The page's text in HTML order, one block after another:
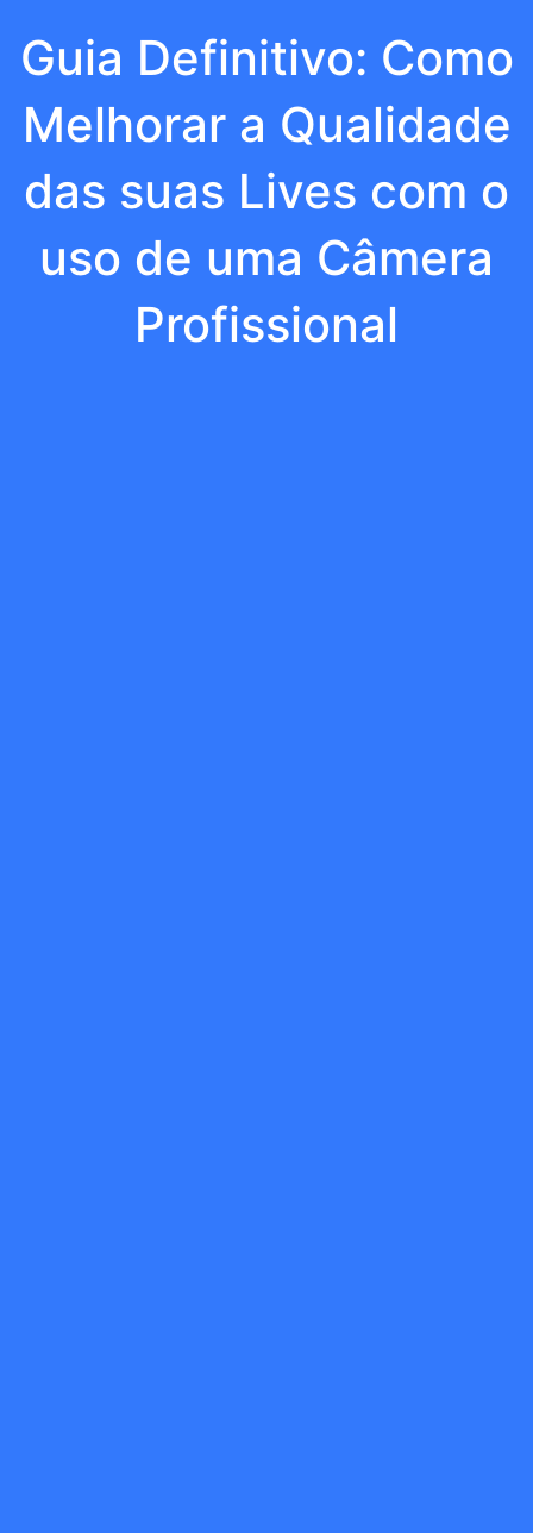
Guia Definitivo: Como
Melhorar a Qualidade
das suas Lives com o
uso de uma Câmera
Profissional